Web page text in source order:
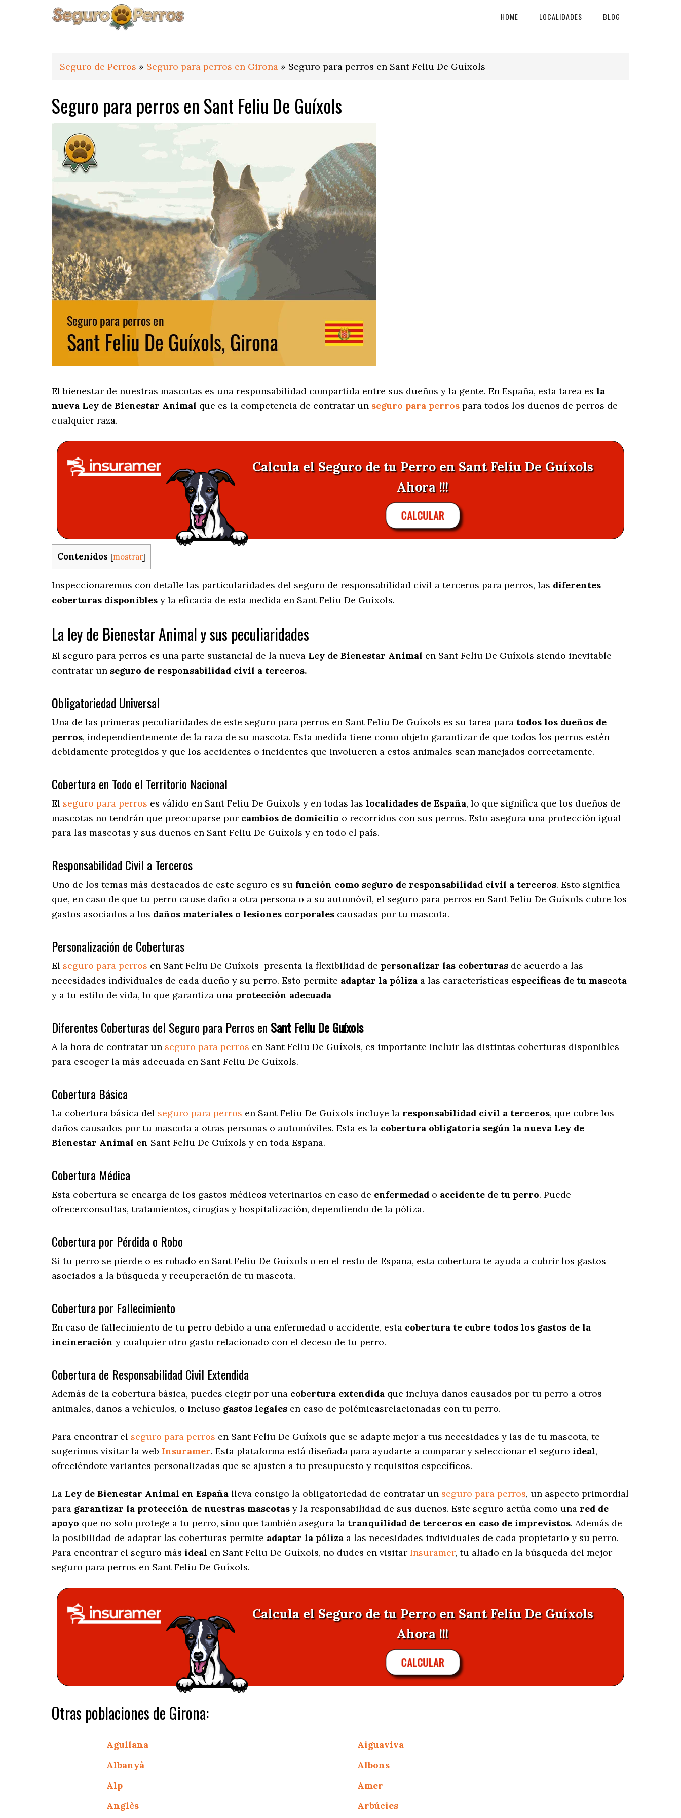
HOME LOCALIDADES BLOG
Seguro de Perros » Seguro para perros en Girona » Seguro para perros en Sant Feliu De Guíxols
Seguro para perros en Sant Feliu De Guíxols
El bienestar de nuestras mascotas es una responsabilidad compartida entre sus dueños y la gente. En España, esta tarea es la
nueva Ley de Bienestar Animal que es la competencia de contratar un seguro para perros para todos los dueños de perros de
cualquier raza.
Calcula el Seguro de tu Perro en Sant Feliu De Guíxols
Ahora !!!
CALCULAR
Contenidos [mostrar]
Inspeccionaremos con detalle las particularidades del seguro de responsabilidad civil a terceros para perros, las diferentes
coberturas disponibles y la eficacia de esta medida en Sant Feliu De Guíxols.
La ley de Bienestar Animal y sus peculiaridades
El seguro para perros es una parte sustancial de la nueva Ley de Bienestar Animal en Sant Feliu De Guíxols siendo inevitable
contratar un seguro de responsabilidad civil a terceros.
Obligatoriedad Universal
Una de las primeras peculiaridades de este seguro para perros en Sant Feliu De Guíxols es su tarea para todos los dueños de
perros, independientemente de la raza de su mascota. Esta medida tiene como objeto garantizar de que todos los perros estén
debidamente protegidos y que los accidentes o incidentes que involucren a estos animales sean manejados correctamente.
Cobertura en Todo el Territorio Nacional
El seguro para perros es válido en Sant Feliu De Guíxols y en todas las localidades de España, lo que significa que los dueños de
mascotas no tendrán que preocuparse por cambios de domicilio o recorridos con sus perros. Esto asegura una protección igual
para las mascotas y sus dueños en Sant Feliu De Guíxols y en todo el país.
Responsabilidad Civil a Terceros
Uno de los temas más destacados de este seguro es su función como seguro de responsabilidad civil a terceros. Esto significa
que, en caso de que tu perro cause daño a otra persona o a su automóvil, el seguro para perros en Sant Feliu De Guíxols cubre los
gastos asociados a los daños materiales o lesiones corporales causadas por tu mascota.
Personalización de Coberturas
El seguro para perros en Sant Feliu De Guíxols presenta la flexibilidad de personalizar las coberturas de acuerdo a las
necesidades individuales de cada dueño y su perro. Esto permite adaptar la póliza a las características específicas de tu mascota
y a tu estilo de vida, lo que garantiza una protección adecuada
Diferentes Coberturas del Seguro para Perros en Sant Feliu De Guíxols
A la hora de contratar un seguro para perros en Sant Feliu De Guíxols, es importante incluir las distintas coberturas disponibles
para escoger la más adecuada en Sant Feliu De Guíxols.
Cobertura Básica
La cobertura básica del seguro para perros en Sant Feliu De Guíxols incluye la responsabilidad civil a terceros, que cubre los
daños causados por tu mascota a otras personas o automóviles. Esta es la cobertura obligatoria según la nueva Ley de
Bienestar Animal en Sant Feliu De Guíxols y en toda España.
Cobertura Médica
Esta cobertura se encarga de los gastos médicos veterinarios en caso de enfermedad o accidente de tu perro. Puede
ofrecerconsultas, tratamientos, cirugías y hospitalización, dependiendo de la póliza.
Cobertura por Pérdida o Robo
Si tu perro se pierde o es robado en Sant Feliu De Guíxols o en el resto de España, esta cobertura te ayuda a cubrir los gastos
asociados a la búsqueda y recuperación de tu mascota.
Cobertura por Fallecimiento
En caso de fallecimiento de tu perro debido a una enfermedad o accidente, esta cobertura te cubre todos los gastos de la
incineración y cualquier otro gasto relacionado con el deceso de tu perro.
Cobertura de Responsabilidad Civil Extendida
Además de la cobertura básica, puedes elegir por una cobertura extendida que incluya daños causados por tu perro a otros
animales, daños a vehículos, o incluso gastos legales en caso de polémicasrelacionadas con tu perro.
Para encontrar el seguro para perros en Sant Feliu De Guíxols que se adapte mejor a tus necesidades y las de tu mascota, te
sugerimos visitar la web Insuramer. Esta plataforma está diseñada para ayudarte a comparar y seleccionar el seguro ideal,
ofreciéndote variantes personalizadas que se ajusten a tu presupuesto y requisitos específicos.
La Ley de Bienestar Animal en España lleva consigo la obligatoriedad de contratar un seguro para perros, un aspecto primordial
para garantizar la protección de nuestras mascotas y la responsabilidad de sus dueños. Este seguro actúa como una red de
apoyo que no solo protege a tu perro, sino que también asegura la tranquilidad de terceros en caso de imprevistos. Además de
la posibilidad de adaptar las coberturas permite adaptar la póliza a las necesidades individuales de cada propietario y su perro.
Para encontrar el seguro más ideal en Sant Feliu De Guíxols, no dudes en visitar Insuramer, tu aliado en la búsqueda del mejor
seguro para perros en Sant Feliu De Guíxols.
Calcula el Seguro de tu Perro en Sant Feliu De Guíxols
Ahora !!!
CALCULAR
Otras poblaciones de Girona:
Agullana
Aiguaviva
Albanyà
Albons
Alp
Amer
Anglès
Arbúcies